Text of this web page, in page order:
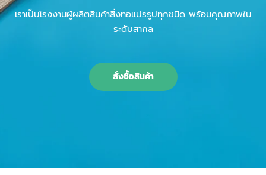
เราเป็นโรงงานผู้ผลิตสินค้าสิ่งทอแปรรูปทุกชนิด พร้อมคุณภาพใน
ระดับสากล
สั่งซื้อสินค้า